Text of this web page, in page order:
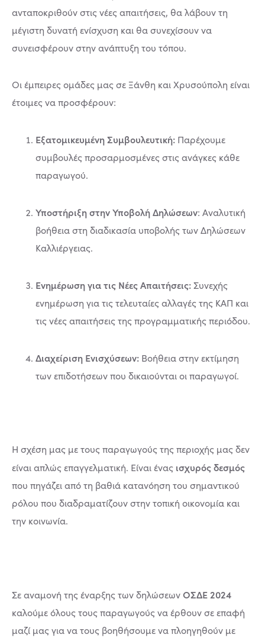
ανταποκριθούν στις νέες απαιτήσεις, θα λάβουν τη
μέγιστη δυνατή ενίσχυση και θα συνεχίσουν να
συνεισφέρουν στην ανάπτυξη του τόπου.
Οι έμπειρες ομάδες μας σε Ξάνθη και Χρυσούπολη είναι
έτοιμες να προσφέρουν:
Εξατομικευμένη Συμβουλευτική: Παρέχουμε
συμβουλές προσαρμοσμένες στις ανάγκες κάθε
παραγωγού.
Υποστήριξη στην Υποβολή Δηλώσεων: Αναλυτική
βοήθεια στη διαδικασία υποβολής των Δηλώσεων
Καλλιέργειας.
Ενημέρωση για τις Νέες Απαιτήσεις:Συνεχής
ενημέρωση για τις τελευταίες αλλαγές της ΚΑΠ και
τις νέες απαιτήσεις της προγραμματικής περιόδου.
Διαχείριση Ενισχύσεων: Βοήθεια στην εκτίμηση
των επιδοτήσεων που δικαιούνται οι παραγωγοί.
Η σχέση μας με τους παραγωγούς της περιοχής μας δεν
είναι απλώς επαγγελματική. Είναι ένας ισχυρός δεσμός
που πηγάζει από τη βαθιά κατανόηση του σημαντικού
ρόλου που διαδραματίζουν στην τοπική οικονομία και
την κοινωνία.
Σε αναμονή της έναρξης των δηλώσεωνΟΣΔΕ 2024
καλούμε όλους τους παραγωγούς να έρθουν σε επαφή
μαζί μας για να τους βοηθήσουμε να πλοηγηθούν με